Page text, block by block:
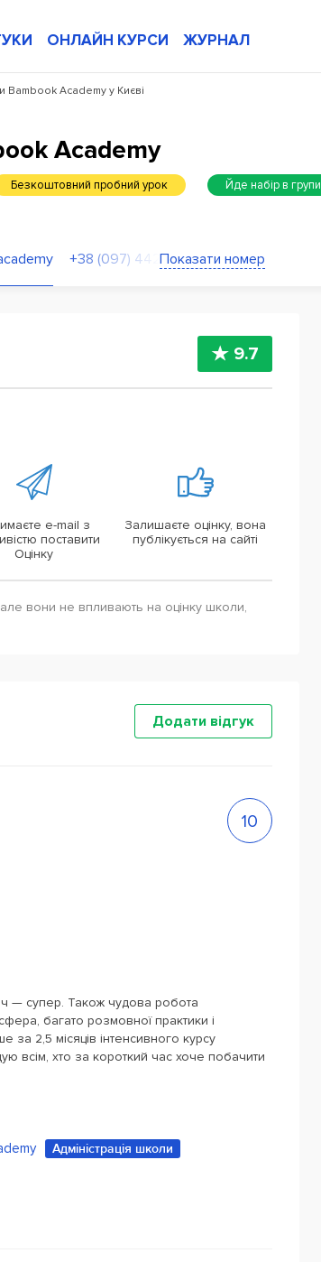
ОНЛАЙН КУРСИ ЖУРНАЛ
Bambook Academy у Києві
Academy
Безкоштовний пробний урок Йде набір в групи
+38 (097) 442-78-00Показати номер
9.7
e-mail з
поставити
Оцінку
Залишаєте оцінку, вона
публікується на сайті
але вони не впливають на оцінку школи,
Додати відгук
10
— супер. Також чудова робота
багато розмовної практики і
за 2,5 місяців інтенсивного курсу
всім, хто за короткий час хоче побачити
Адміністрація школи